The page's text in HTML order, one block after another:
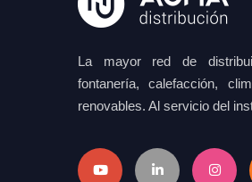
La mayor red de
fontanería, calefacción,
renovables. Al servicio del